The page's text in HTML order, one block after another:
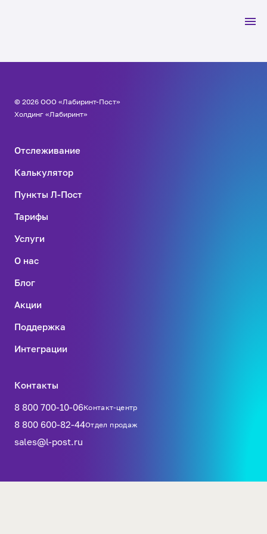
© 2026 ООО «Лабиринт-Пост»
Холдинг «Лабиринт»
Отслеживание
Калькулятор
Пункты Л-Пост
Тарифы
Услуги
О нас
Блог
Акции
Поддержка
Интеграции
Контакты
8 800 700-10-06Контакт-центр
8 800 600-82-44Отдел продаж
sales@l-post.ru